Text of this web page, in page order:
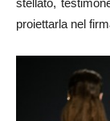
proiettarla nel